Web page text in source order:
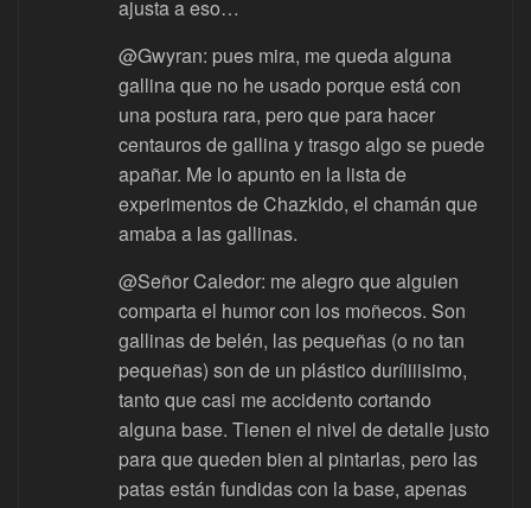
ajusta a eso…
@Gwyran: pues mira, me queda alguna
gallina que no he usado porque está con
una postura rara, pero que para hacer
centauros de gallina y trasgo algo se puede
apañar. Me lo apunto en la lista de
experimentos de Chazkido, el chamán que
amaba a las gallinas.
@Señor Caledor: me alegro que alguien
comparta el humor con los moñecos. Son
gallinas de belén, las pequeñas (o no tan
pequeñas) son de un plástico duríiiiisimo,
tanto que casi me accidento cortando
alguna base. Tienen el nivel de detalle justo
para que queden bien al pintarlas, pero las
patas están fundidas con la base, apenas